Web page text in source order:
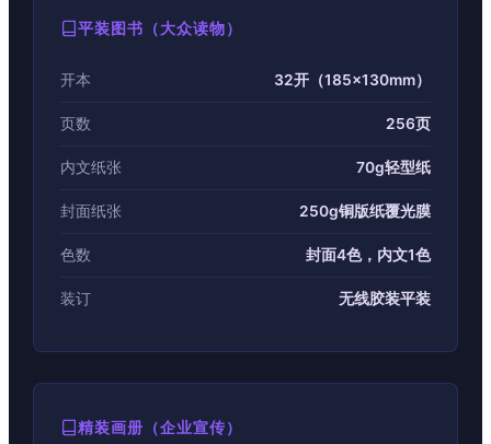
平装图书（大众读物）
开本 32开（185×130mm）
页数 256页
内文纸张 70g轻型纸
封面纸张 250g铜版纸覆光膜
色数 封面4色，内文1色
装订 无线胶装平装
精装画册（企业宣传）